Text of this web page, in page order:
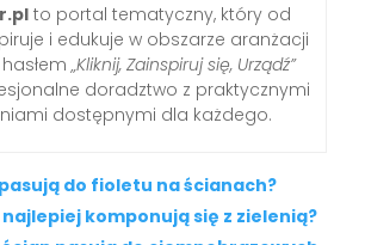
to portal tematyczny, który od
i edukuje w obszarze aranżacji
„Kliknij, Zainspiruj się, Urządź”
doradztwo z praktycznymi
dostępnymi dla każdego.
do fioletu na ścianach?
komponują się z zielenią?